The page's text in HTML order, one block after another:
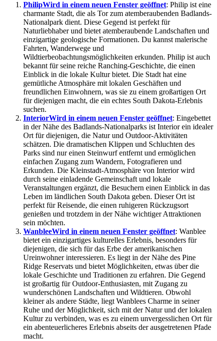
PhilipWird in einem neuen Fenster geöffnet: Philip ist eine
charmante Stadt, die als Tor zum atemberaubenden Badlands-
Nationalpark dient. Diese Gegend ist perfekt für
Naturliebhaber und bietet atemberaubende Landschaften und
einzigartige geologische Formationen. Du kannst malerische
Fahrten, Wanderwege und
Wildtierbeobachtungsmöglichkeiten erkunden. Philip ist auch
bekannt für seine reiche Ranching-Geschichte, die einen
Einblick in die lokale Kultur bietet. Die Stadt hat eine
gemütliche Atmosphäre mit lokalen Geschäften und
freundlichen Einwohnern, was sie zu einem großartigen Ort
für diejenigen macht, die ein echtes South Dakota-Erlebnis
suchen.
InteriorWird in einem neuen Fenster geöffnet: Eingebettet
in der Nähe des Badlands-Nationalparks ist Interior ein idealer
Ort für diejenigen, die Natur und Outdoor-Aktivitäten
schätzen. Die dramatischen Klippen und Schluchten des
Parks sind nur einen Steinwurf entfernt und ermöglichen
einfachen Zugang zum Wandern, Fotografieren und
Erkunden. Die Kleinstadt-Atmosphäre von Interior wird
durch seine einladende Gemeinschaft und lokale
Veranstaltungen ergänzt, die Besuchern einen Einblick in das
Leben im ländlichen South Dakota geben. Dieser Ort ist
perfekt für Reisende, die einen ruhigeren Rückzugsort
genießen und trotzdem in der Nähe wichtiger Attraktionen
sein möchten.
WanbleeWird in einem neuen Fenster geöffnet: Wanblee
bietet ein einzigartiges kulturelles Erlebnis, besonders für
diejenigen, die sich für das Erbe der amerikanischen
Ureinwohner interessieren. Es liegt in der Nähe des Pine
Ridge Reservats und bietet Möglichkeiten, etwas über die
lokale Geschichte und Traditionen zu erfahren. Die Gegend
ist großartig für Outdoor-Enthusiasten, mit Zugang zu
wunderschönen Landschaften und Wildtieren. Obwohl
kleiner als andere Städte, liegt Wanblees Charme in seiner
Ruhe und der Möglichkeit, sich mit der Natur und der lokalen
Kultur zu verbinden, was es zu einem unvergesslichen Ort für
ein abenteuerlicheres Erlebnis abseits der ausgetretenen Pfade
macht.